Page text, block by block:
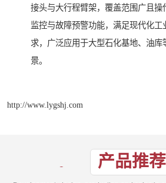
接头与大行程臂架，覆盖范围广且操
监控与故障预警功能，满足现代化工
求，广泛应用于大型石化基地、油库
景。
http://www.lygshj.com
产品推荐